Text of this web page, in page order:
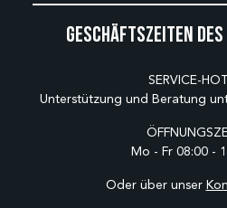
Geschäftszeiten
SERVICE-
Unterstützung und Beratung
Mo - Fr 08:00 -
Oder über unser